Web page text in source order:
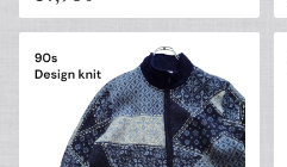
コットンラミー レディース古着
セーター 襟付き ジップ